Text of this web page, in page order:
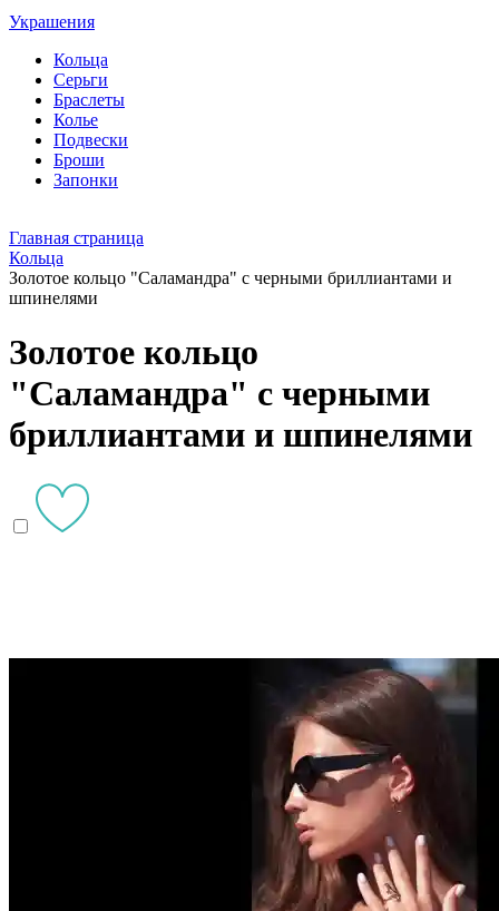
Украшения
Кольца
Серьги
Браслеты
Колье
Подвески
Броши
Запонки
Главная страница
Кольца
Золотое кольцо "Саламандра" с черными бриллиантами и
шпинелями
Золотое кольцо
"Саламандра" с черными
бриллиантами и шпинелями